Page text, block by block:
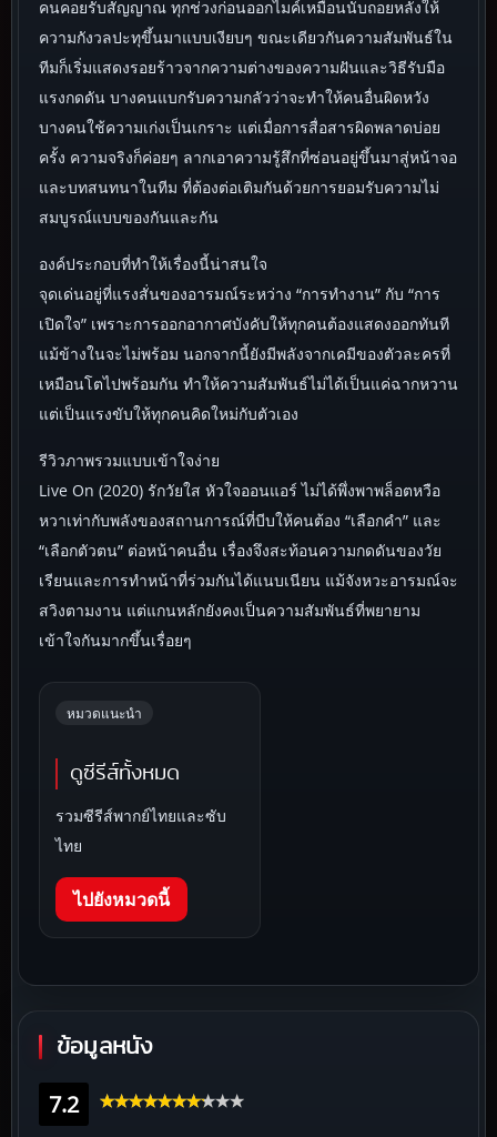
คนคอยรับสัญญาณ ทุกช่วงก่อนออกไมค์เหมือนนับถอยหลังให้
ความกังวลปะทุขึ้นมาแบบเงียบๆ ขณะเดียวกันความสัมพันธ์ใน
ทีมก็เริ่มแสดงรอยร้าวจากความต่างของความฝันและวิธีรับมือ
แรงกดดัน บางคนแบกรับความกลัวว่าจะทำให้คนอื่นผิดหวัง
บางคนใช้ความเก่งเป็นเกราะ แต่เมื่อการสื่อสารผิดพลาดบ่อย
ครั้ง ความจริงก็ค่อยๆ ลากเอาความรู้สึกที่ซ่อนอยู่ขึ้นมาสู่หน้าจอ
และบทสนทนาในทีม ที่ต้องต่อเติมกันด้วยการยอมรับความไม่
สมบูรณ์แบบของกันและกัน
องค์ประกอบที่ทำให้เรื่องนี้น่าสนใจ
จุดเด่นอยู่ที่แรงสั่นของอารมณ์ระหว่าง “การทำงาน” กับ “การ
เปิดใจ” เพราะการออกอากาศบังคับให้ทุกคนต้องแสดงออกทันที
แม้ข้างในจะไม่พร้อม นอกจากนี้ยังมีพลังจากเคมีของตัวละครที่
เหมือนโตไปพร้อมกัน ทำให้ความสัมพันธ์ไม่ได้เป็นแค่ฉากหวาน
แต่เป็นแรงขับให้ทุกคนคิดใหม่กับตัวเอง
รีวิวภาพรวมแบบเข้าใจง่าย
Live On (2020) รักวัยใส หัวใจออนแอร์ ไม่ได้พึ่งพาพล็อตหวือ
หวาเท่ากับพลังของสถานการณ์ที่บีบให้คนต้อง “เลือกคำ” และ
“เลือกตัวตน” ต่อหน้าคนอื่น เรื่องจึงสะท้อนความกดดันของวัย
เรียนและการทำหน้าที่ร่วมกันได้แนบเนียน แม้จังหวะอารมณ์จะ
สวิงตามงาน แต่แกนหลักยังคงเป็นความสัมพันธ์ที่พยายาม
เข้าใจกันมากขึ้นเรื่อยๆ
หมวดแนะนำ
ดูซีรีส์ทั้งหมด
รวมซีรีส์พากย์ไทยและซับ
ไทย
ไปยังหมวดนี้
ข้อมูลหนัง
7.2